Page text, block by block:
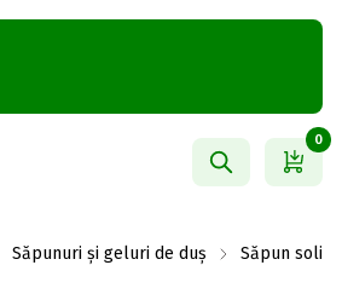
0
Săpunuri și geluri de duș Săpun solid